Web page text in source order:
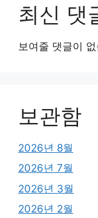
최신 댓
보여줄 댓글이
보관함
2026년 8월
2026년 7월
2026년 3월
2026년 2월